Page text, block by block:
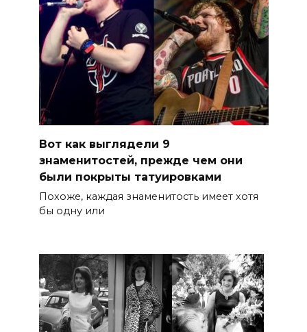
Вот как выглядели 9
знаменитостей, прежде чем они
были покрыты татуировками
Похоже, каждая знаменитость имеет хотя
бы одну или